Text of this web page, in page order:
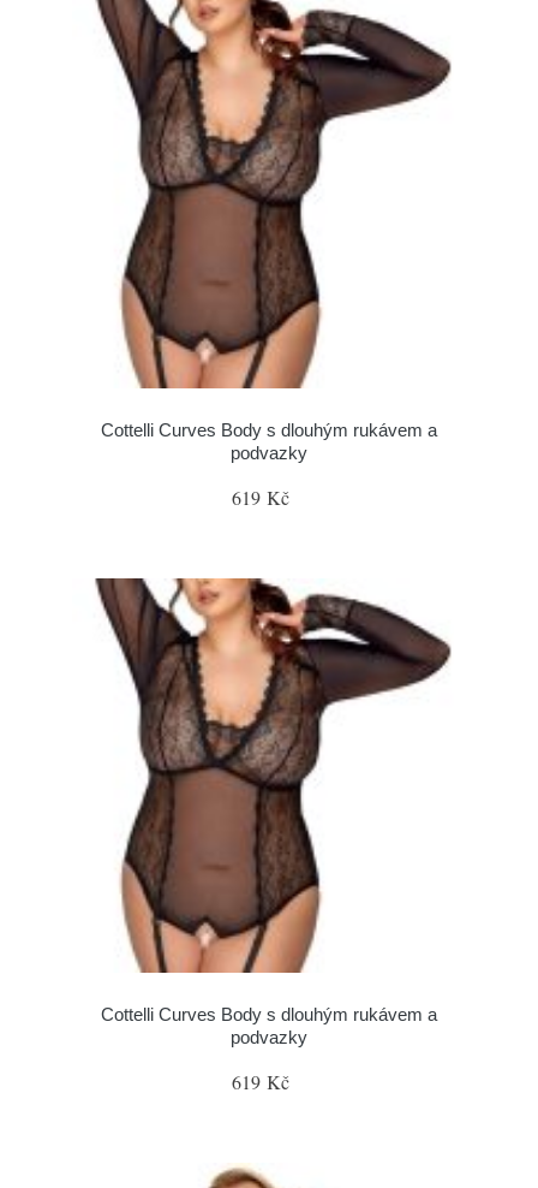
Cottelli Curves Body s dlouhým rukávem a
podvazky
619 Kč
Cottelli Curves Body s dlouhým rukávem a
podvazky
619 Kč